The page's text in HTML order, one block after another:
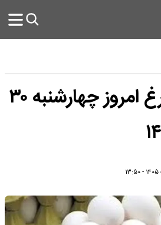
قیمت تخم مرغ امروز چهارشنبه ۳۰